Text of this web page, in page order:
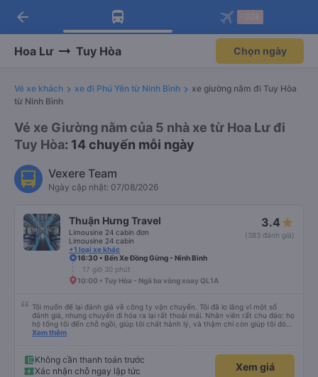
Tải app Vexere ngay!
Nhận ưu đãi thành viên độc
Mở app
Tải app Vexere
-30k/ghế khi đặt vé máy bay qua
Mở app
arrow_back
Hoa Lư Tuy Hòa Chọn ngày
Vé xe khách xe đi Phú Yên từ Ninh Bình
xe giường nằm đi Tuy Hòa
từ Ninh Bình
Vé xe Giường nằm của 5 nhà xe từ Hoa Lư đi
Tuy Hòa: 14 chuyến mỗi ngày
Vexere Team
Ngày cập nhật: 07/08/2026
Thuận Hưng Travel
Limousine 24 cabin đơn
Limousine 24 cabin
+1 loại xe khác
3.4
(383 đánh giá)
16:30 • Bến Xe Đồng Gừng - Ninh Bình
17 giờ 30 phút
10:00 • Tuy Hòa - Ngã ba vòng xoay QL1A
Tôi muốn để lại đánh giá về công ty vận chuyển. Tôi đã lo lắng vì một số
đánh giá, nhưng chuyến đi hóa ra lại rất thoải mái. Nhân viên rất chu đáo: họ
hộ tống tôi đến chỗ ngồi, giúp tôi chất hành lý, và thậm chí còn giúp tôi đóng
gói giày. Điểm trừ duy nhất là xe buýt đến sớm hơn một tiếng so với giờ khởi
chọn công ty này.
Xem thêm
Không cần thanh toán trước
Xác nhận chỗ ngay lập tức
Xem giá